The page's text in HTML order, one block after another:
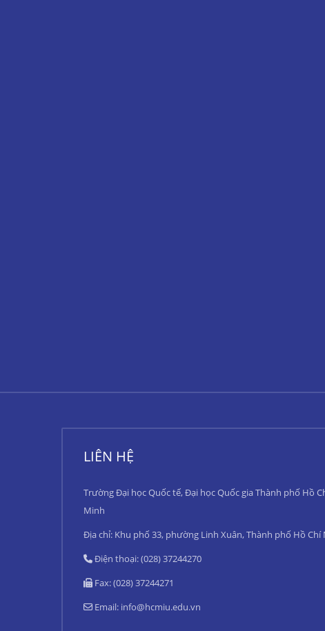
LIÊN HỆ
Trường Đại học Quốc tế, Đại học Quốc gia Thành phố Hồ
Minh
Địa chỉ: Khu phố 33, phường Linh Xuân, Thành phố Hồ Chí
Điện thoại: (028) 37244270
Fax: (028) 37244271
Email: info@hcmiu.edu.vn